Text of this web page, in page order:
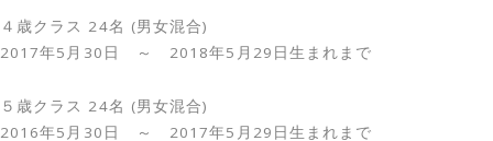
４歳クラス 24名 (男女混合)
2017年5月30日 ～ 2018年5月29日生まれまで
５歳クラス 24名 (男女混合)
2016年5月30日 ～ 2017年5月29日生まれまで